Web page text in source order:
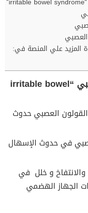
المزيد علي المنصة في:
أهم أعراض متلازمة القولون العصبي “irritable bowel
العصبي حدوث
في حدوث الإسهال
و خلل في
الجهاز الهضمي